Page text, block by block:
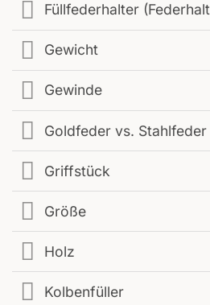
Füllfederhalter
Gewicht
Gewinde
Goldfeder vs. Stahlfeder
Griffstück
Größe
Holz
Kolbenfüller